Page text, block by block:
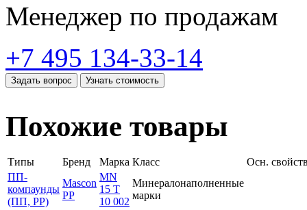
Менеджер по продажам
+7 495 134-33-14
Задать вопрос Узнать стоимость
Похожие товары
Типы Бренд Марка Класс
Осн.
ПП-
компаунды
(ПП, PP)
Mascon
PP
MN
15 T
10 002
Минералонаполненные
марки